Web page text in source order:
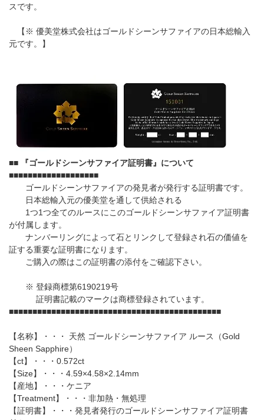
スです。
【※ 優美堂株式会社はゴールドシーンサファイアの日本総輸入
元です。】
■■ 『ゴールドシーンサファイア証明書』について
■■■■■■■■■■■■■■■■■■■
ゴールドシーンサファイアの発見者が発行する証明書です。
日本総輸入元の優美堂を通して供給される
1つ1つ全てのルースにこのゴールドシーンサファイア証明書
が付属します。
ナンバーリングによって石とリンクして登録され石の価値を
証する重要な証明書になります。
ご購入の際はこの証明書の添付をご確認下さい。
※ 登録商標第6190219号
証明書記載のマークは商標登録されています。
■■■■■■■■■■■■■■■■■■■■■■■■■■■■■■■■■■■■■■■■■■■■■
【名称】・・・ 天然 ゴールドシーンサファイア ルース（Gold
Sheen Sapphire）
【ct】・・・0.572ct
【Size】・・・4.59×4.58×2.14mm
【産地】・・・ケニア
【Treatment】・・・非加熱・無処理
【証明書】・・・発見者発行のゴールドシーンサファイア証明書